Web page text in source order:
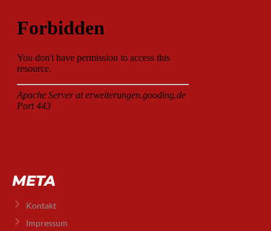
META
Kontakt
Impressum